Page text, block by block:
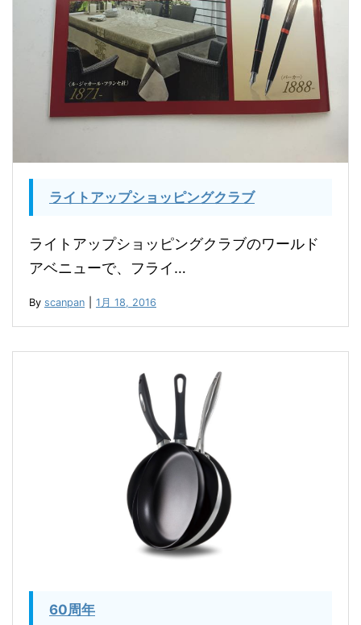
ライトアップショッピングクラブ
ライトアップショッピングクラブのワールド
アベニューで、フライ…
By scanpan 1月 18, 2016
60周年